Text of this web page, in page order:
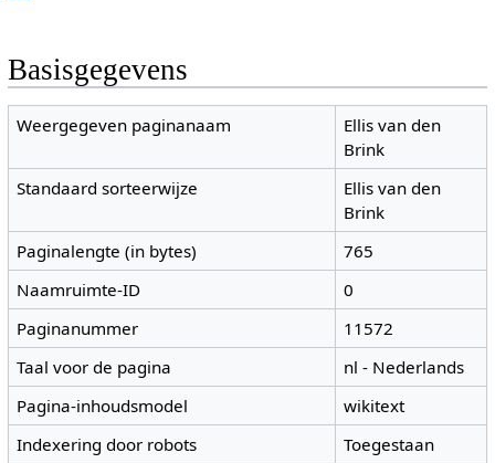
Basisgegevens
Weergegeven paginanaam
Ellis van den
Brink
Standaard sorteerwijze
Ellis van den
Brink
Paginalengte (in bytes)
765
Naamruimte-ID
0
Paginanummer
11572
Taal voor de pagina
nl - Nederlands
Pagina-inhoudsmodel
wikitext
Indexering door robots
Toegestaan